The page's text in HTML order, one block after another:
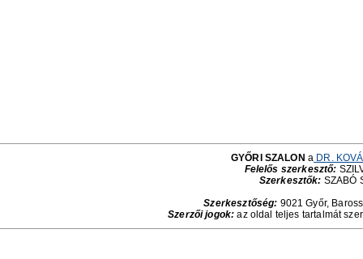
GYŐRI SZALON a DR.
Felelős szerkesztő:
Szerkesztők: SZABÓ
Szerkesztőség: 9021 Győr,
Szerzői jogok: az oldal teljes tartalmát